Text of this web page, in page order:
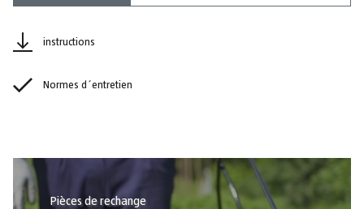
instructions
Normes d´entretien
Pièces de rechange